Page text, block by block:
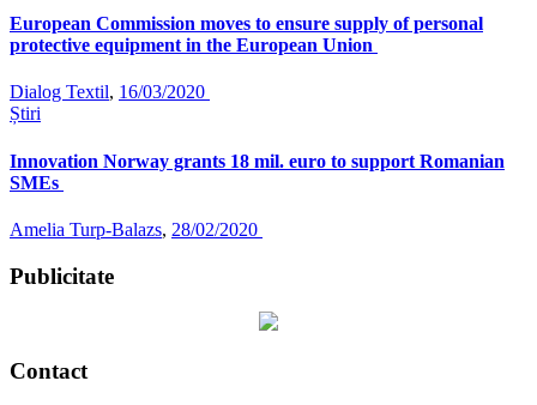
European Commission moves to ensure supply of personal
protective equipment in the European Union
Dialog Textil, 16/03/2020
Știri
Innovation Norway grants 18 mil. euro to support Romanian
SMEs
Amelia Turp-Balazs, 28/02/2020
Publicitate
Contact